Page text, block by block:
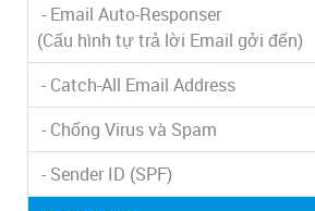
- Email Auto-Responser
(Cấu hình tự trả lời Email gởi đến)
- Catch-All Email Address
- Chống Virus và Spam
- Sender ID (SPF)